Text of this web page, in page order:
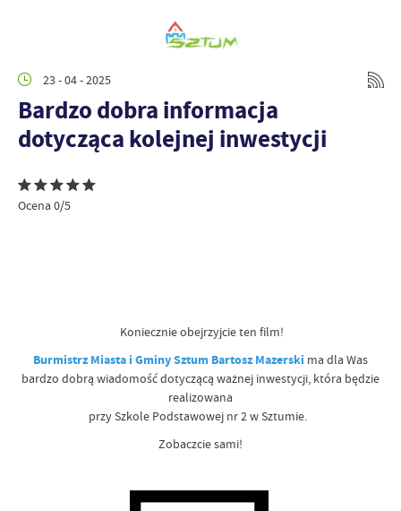
23 - 04 - 2025
Bardzo dobra informacja
dotycząca kolejnej inwestycji
Ocena 0/5
Koniecznie obejrzyjcie ten film!
Burmistrz Miasta i Gminy Sztum Bartosz Mazerski ma dla Was
bardzo dobrą wiadomość dotyczącą ważnej inwestycji, która będzie
realizowana
przy Szkole Podstawowej nr 2 w Sztumie.
Zobaczcie sami!